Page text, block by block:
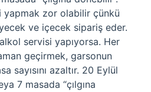
yapmak zor olabilir çünkü
ve içecek sipariş eder.
servisi yapıyorsa. Her
geçirmek, garsonun
sayısını azaltır. 20 Eylül
7 masada “çılgına